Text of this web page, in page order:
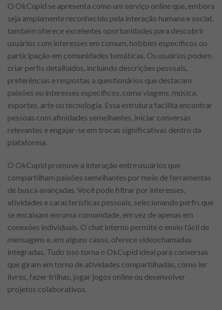
O OkCupid se apresenta como um serviço online que, embora
seja amplamente reconhecido pela interação humana e social,
também oferece excelentes oportunidades para descobrir
usuários com interesses em comum, hobbies específicos ou
participação em comunidades temáticas. Os usuários podem
criar perfis detalhados, incluindo descrições pessoais,
preferências e respostas a questionários que destacam
paixões ou interesses específicos, como viagens, música,
esportes, arte ou tecnologia. Essa estrutura facilita encontrar
pessoas com afinidades semelhantes, iniciar conversas
relevantes e engajar-se em trocas significativas dentro da
plataforma.
O OkCupid promove a interação entre usuários que
compartilham paixões semelhantes por meio de ferramentas
de busca avançadas. Você pode filtrar por interesses,
atividades e características pessoais, selecionando perfis que
se encaixam em uma comunidade, em vez de apenas em
conexões individuais. O chat interno permite o envio fácil de
mensagens e, em alguns casos, oferece videochamadas
integradas. Tudo isso torna o OkCupid ideal para conversas
que giram em torno de atividades compartilhadas, como ler
livros, fazer trilhas, jogar jogos online ou desenvolver
projetos colaborativos.